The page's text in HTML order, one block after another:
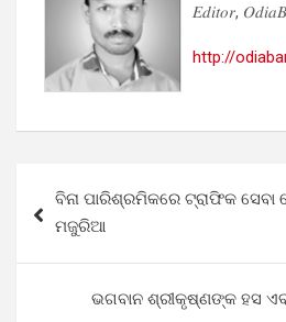
𝐸𝑑𝑖𝑡𝑜𝑟,
http://
navigation
ବିନା ପାରିଶ୍ରମିକରେ ଟ୍ରାଫିକ ସେବା
ମଜୁରିଆ
ଭଗବାନ ଶ୍ରୀକୃଷ୍ଣଙ୍କ ହସ